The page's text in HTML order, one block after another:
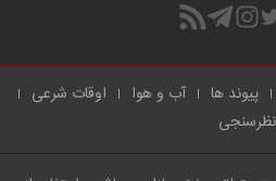
پیوند ها آب و هوا
اوقات شرعی
نظرسنجی